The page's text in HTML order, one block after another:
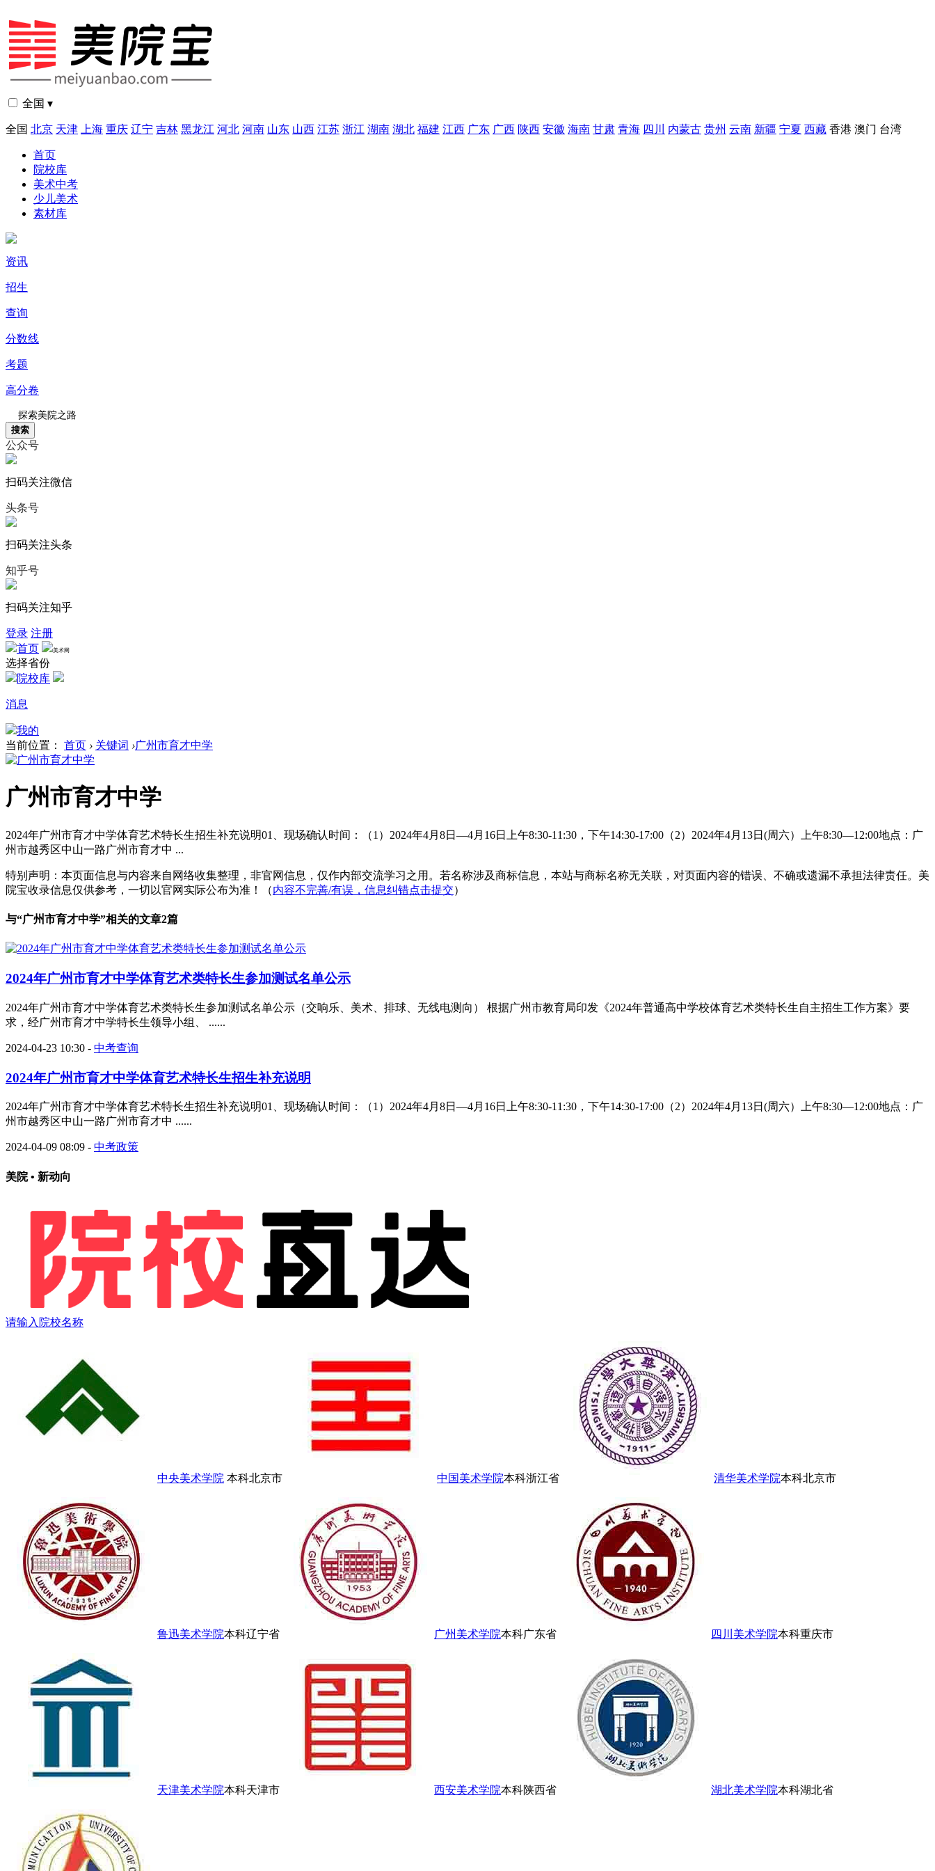
全国 ▾
全国 北京 天津 上海 重庆 辽宁 吉林 黑龙江 河北 河南 山东 山西 江苏 浙江 湖南 湖北 福建 江西 广东 广西 陕西 安徽 海南 甘肃 青海 四川 内蒙古 贵州 云南 新疆 宁夏 西藏 香港 澳门 台湾
首页
院校库
美术中考
少儿美术
素材库
资讯
招生
查询
分数线
考题
高分卷
搜索
公众号
扫码关注微信
头条号
扫码关注头条
知乎号
扫码关注知乎
登录 注册
首页
美术网
选择省份
院校库
消息
我的
当前位置：
首页 › 关键词 ›广州市育才中学
广州市育才中学
2024年广州市育才中学体育艺术特长生招生补充说明01、现场确认时间：（1）2024年4月8日—4月16日上午8:30-11:30，下午14:30-17:00（2）2024年4月13日(周六）上午8:30—12:00地点：广
州市越秀区中山一路广州市育才中 ...
特别声明：本页面信息与内容来自网络收集整理，非官网信息，仅作内部交流学习之用。若名称涉及商标信息，本站与商标名称无关联，对页面内容的错误、不确或遗漏不承担法律责任。美
院宝收录信息仅供参考，一切以官网实际公布为准！（内容不完善/有误，信息纠错点击提交）
与“广州市育才中学”相关的文章2篇
2024年广州市育才中学体育艺术类特长生参加测试名单公示
2024年广州市育才中学体育艺术类特长生参加测试名单公示（交响乐、美术、排球、无线电测向） 根据广州市教育局印发《2024年普通高中学校体育艺术类特长生自主招生工作方案》要
求，经广州市育才中学特长生领导小组、 ......
2024-04-23 10:30 - 中考查询
2024年广州市育才中学体育艺术特长生招生补充说明
2024年广州市育才中学体育艺术特长生招生补充说明01、现场确认时间：（1）2024年4月8日—4月16日上午8:30-11:30，下午14:30-17:00（2）2024年4月13日(周六）上午8:30—12:00地点：广
州市越秀区中山一路广州市育才中 ......
2024-04-09 08:09 - 中考政策
美院 • 新动向
请输入院校名称
中央美术学院 本科北京市 中国美术学院本科浙江省 清华美术学院本科北京市
鲁迅美术学院本科辽宁省 广州美术学院本科广东省 四川美术学院本科重庆市
天津美术学院本科天津市 西安美术学院本科陕西省 湖北美术学院本科湖北省